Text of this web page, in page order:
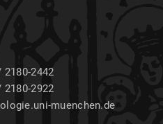
2180-2442
2180-2922
muenchen.de